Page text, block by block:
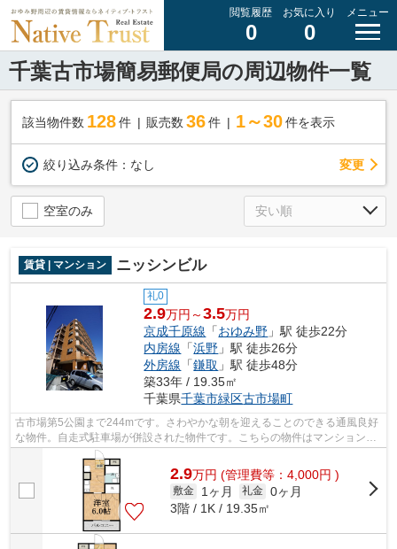
閲覧履歴
0
お気に入り
0
メニュー
千葉古市場簡易郵便局の周辺物件一覧
該当物件数 128件 販売数 36 件 1～30 件を表示
絞り込み条件： なし 変更
空室のみ
賃貸 | マンション ニッシンビル
礼0
2.9万円～3.5万円
京成千原線 「おゆみ野 」駅 徒歩22分
内房線 「浜野 」駅 徒歩26分
外房線 「鎌取 」駅 徒歩48分
築33年 / 19.35㎡
千葉県千葉市緑区古市場町
古市場第5公園まで244mです。さわやかな朝を迎えることのできる通風良好
な物件。自走式駐車場が併設された物件です。こちらの物件はマンションで
す。千葉市緑区エリアの賃貸情報は株式...
2.9万円 (管理費等：4,000円 )
敷金 1ヶ月 礼金 0ヶ月
3階 / 1K / 19.35㎡